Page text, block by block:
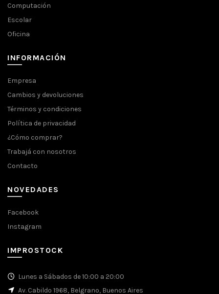
Computación
Escolar
Oficina
INFORMACIÓN
Empresa
Cambios y devoluciones
Términos y condiciones
Política de privacidad
¿Cómo comprar?
Trabajá con nosotros
Contacto
NOVEDADES
Facebook
Instagram
IMPROSTOCK
Lunes a Sábados de 10:00 a 20:00
Av. Cabildo 1968, Belgrano, Buenos Aires